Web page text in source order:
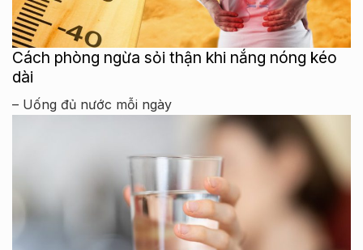
Cách phòng ngừa sỏi thận khi nắng nóng kéo
dài
– Uống đủ nước mỗi ngày